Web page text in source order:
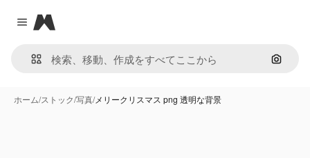
Close menu
Magnific
画像で
ホーム/ストック/写真/メリークリスマス png 透明な背景